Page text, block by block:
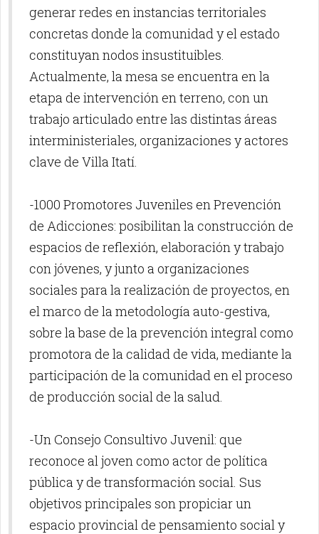
generar redes en instancias territoriales
concretas donde la comunidad y el estado
constituyan nodos insustituibles.
Actualmente, la mesa se encuentra en la
etapa de intervención en terreno, con un
trabajo articulado entre las distintas áreas
interministeriales, organizaciones y actores
clave de Villa Itatí.
-1000 Promotores Juveniles en Prevención
de Adicciones: posibilitan la construcción de
espacios de reflexión, elaboración y trabajo
con jóvenes, y junto a organizaciones
sociales para la realización de proyectos, en
el marco de la metodología auto-gestiva,
sobre la base de la prevención integral como
promotora de la calidad de vida, mediante la
participación de la comunidad en el proceso
de producción social de la salud.
-Un Consejo Consultivo Juvenil: que
reconoce al joven como actor de política
pública y de transformación social. Sus
objetivos principales son propiciar un
espacio provincial de pensamiento social y